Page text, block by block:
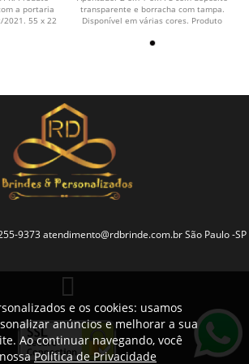
a portaria
2021. 55 x 22
transparente e borracha com tampa.
Disponível em várias cores. Produto
9373 atendimento@rdbrinde.com.br São Paulo -SP
e os cookies: usamos
anúncios e melhorar a sua
Ao continuar navegando, você
Política de Privacidade